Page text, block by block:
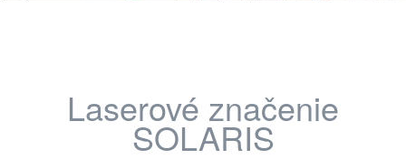
Laserové značenie
SOLARIS